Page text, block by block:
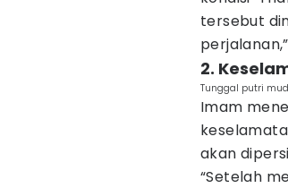
tersebut
2.
Tunggal putri
Imam
akan
“Setelah